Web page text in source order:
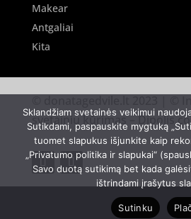
Makear
Antgaliai
Kita
svetainių kūrimas –
Sklandžiam svetainės veikimui
Sutikdami, paspauskite mygtuką
tuomet slapukus išjunkite kaip
„Privatumo politika ir slapukai“
Savo duotą sutikimą bet kada
ištrindami įrašytus
Sutinku